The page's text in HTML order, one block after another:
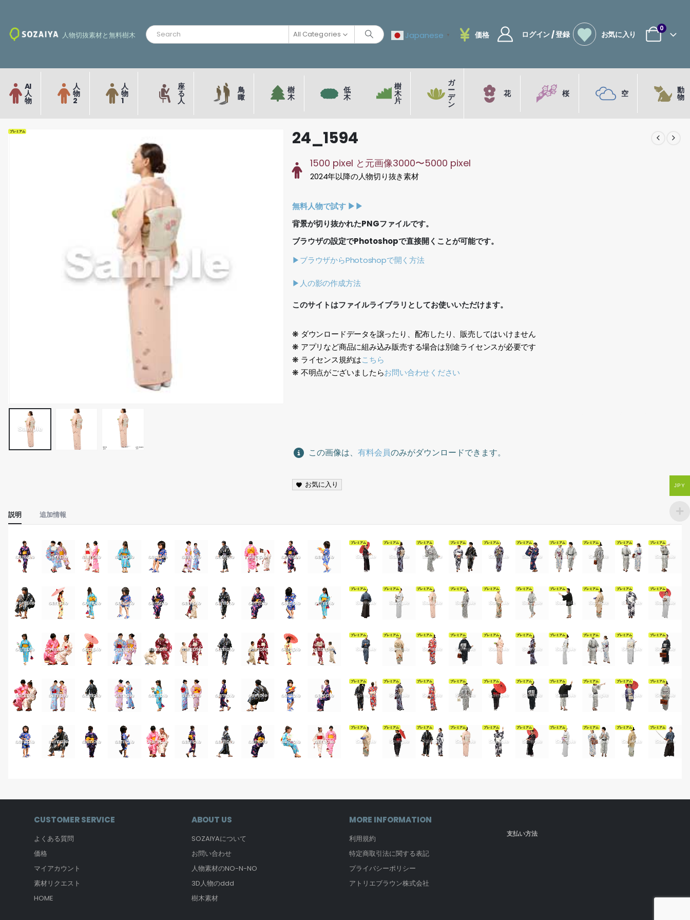
人物切抜素材と無料樹木 All Categories Japanese ▼ 価格 ログイン / 登録 お気に入り
0
AI
人
物
人
物
2
人
物
1
座
る
人
鳥
瞰
樹
木
低
木
樹
木
片
ガ
ー
デ
ン
花 桜 空 動
物
プレミアム 24_1594
1500 pixel と元画像3000〜5000 pixel
2024年以降の人物切り抜き素材
無料人物で試す ▶︎▶︎
背景が切り抜かれたPNGファイルです。
ブラウザの設定でPhotoshopで直接開くことが可能です。
▶ブラウザからPhotoshopで開く方法
▶人の影の作成方法
このサイトはファイルライブラリとしてお使いいただけます。
❋ ダウンロードデータを譲ったり、配布したり、販売してはいけません
❋ アプリなど商品に組み込み販売する場合は別途ライセンスが必要です
❋ ライセンス規約はこちら
❋ 不明点がございましたらお問い合わせください
この画像は、有料会員のみがダウンロードできます。
お気に入り
説明 追加情報
プレミアム プレミアム プレミアム プレミアム プレミアム プレミアム プレミアム プレミアム プレミアム プレミアム
プレミアム プレミアム プレミアム プレミアム プレミアム プレミアム プレミアム プレミアム プレミアム プレミアム
プレミアム プレミアム プレミアム プレミアム プレミアム プレミアム プレミアム プレミアム プレミアム プレミアム
プレミアム プレミアム プレミアム プレミアム プレミアム プレミアム プレミアム プレミアム プレミアム プレミアム
プレミアム プレミアム プレミアム プレミアム プレミアム プレミアム プレミアム プレミアム プレミアム プレミアム
CUSTOMER SERVICE
よくある質問
価格
マイアカウント
素材リクエスト
HOME
ABOUT US
SOZAIYAについて
お問い合わせ
人物素材のNO-N-NO
3D人物のddd
樹木素材
MORE INFORMATION
利用規約
特定商取引法に関する表記
プライバシーポリシー
アトリエブラウン株式会社
支払い方法
JPY